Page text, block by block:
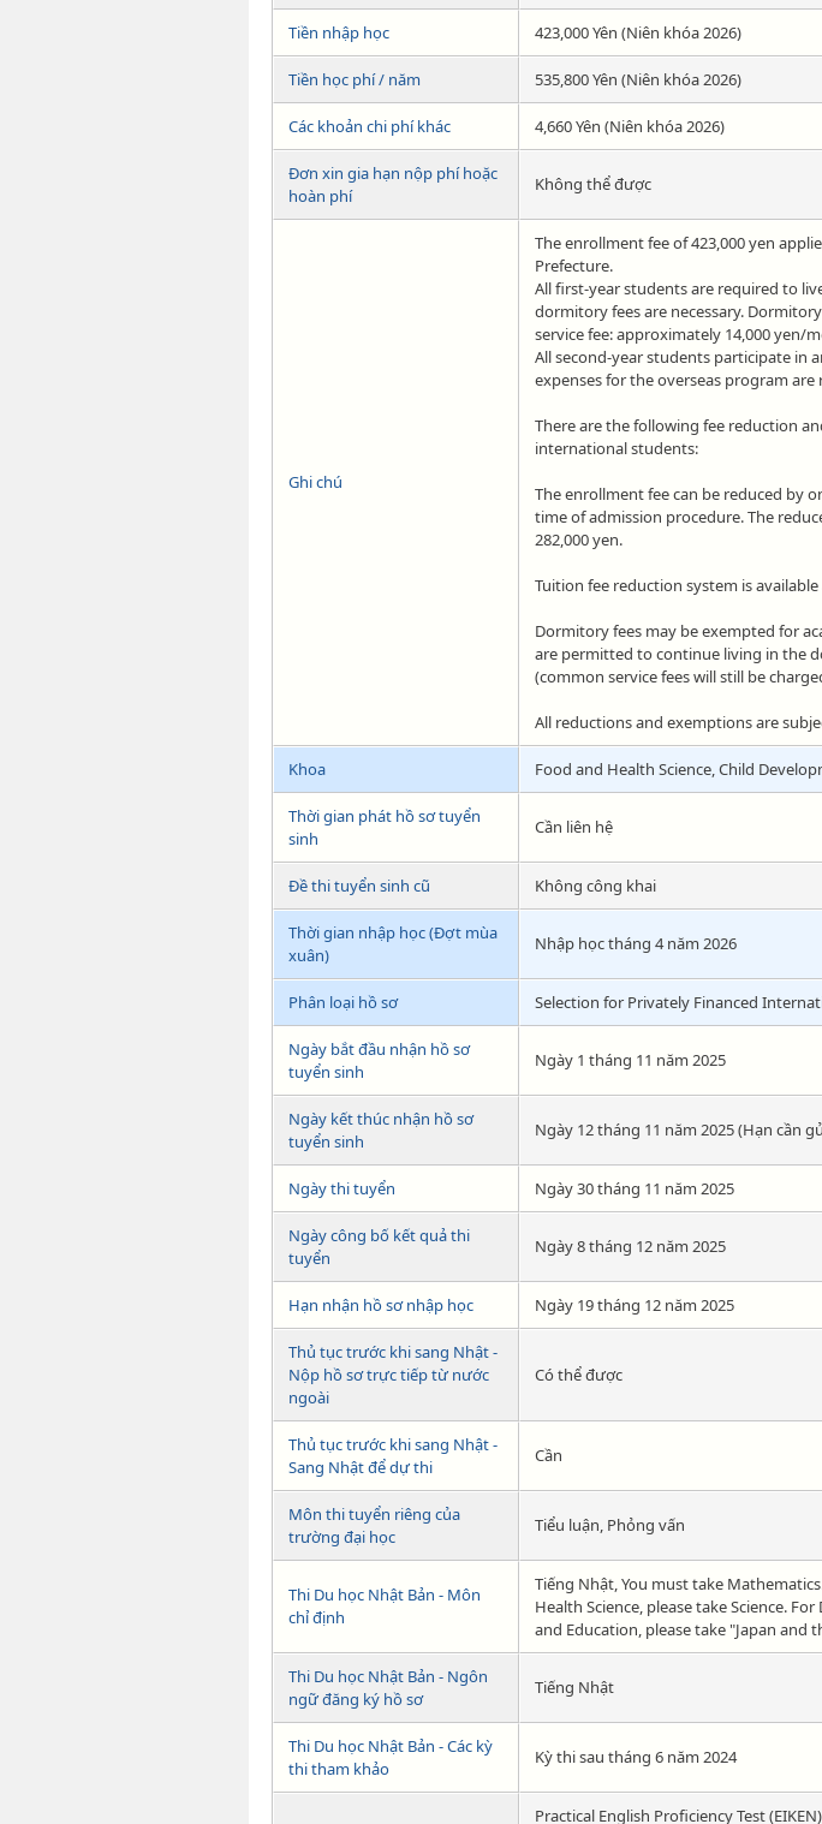
Tiền nhập học 423,000 Yên (Niên khóa 2026)
Tiền học phí / năm 535,800 Yên (Niên khóa 2026)
Các khoản chi phí khác 4,660 Yên (Niên khóa 2026)
Đơn xin gia hạn nộp phí hoặc
hoàn phí
Không thể được
Ghi chú
The enrollment fee of 423,000 yen
Prefecture.
All first-year students are required to
dormitory fees are necessary.
service fee: approximately 14,000 yen/
All second-year students participate in
expenses for the overseas program are
There are the following fee reduction
international students:
The enrollment fee can be reduced by
time of admission procedure. The
282,000 yen.
Tuition fee reduction system is
Dormitory fees may be exempted for
are permitted to continue living in the
(common service fees will still be
All reductions and exemptions are
Khoa Food and Health Science, Child
Thời gian phát hồ sơ tuyển
sinh
Cần liên hệ
Đề thi tuyển sinh cũ Không công khai
Thời gian nhập học (Đợt mùa
xuân)
Nhập học tháng 4 năm 2026
Phân loại hồ sơ Selection for Privately Financed
Ngày bắt đầu nhận hồ sơ
tuyển sinh
Ngày 1 tháng 11 năm 2025
Ngày kết thúc nhận hồ sơ
tuyển sinh
Ngày 12 tháng 11 năm 2025 (Hạn cần
Ngày thi tuyển Ngày 30 tháng 11 năm 2025
Ngày công bố kết quả thi
tuyển
Ngày 8 tháng 12 năm 2025
Hạn nhận hồ sơ nhập học Ngày 19 tháng 12 năm 2025
Thủ tục trước khi sang Nhật -
Nộp hồ sơ trực tiếp từ nước
ngoài
Có thể được
Thủ tục trước khi sang Nhật -
Sang Nhật để dự thi
Cần
Môn thi tuyển riêng của
trường đại học
Tiểu luận, Phỏng vấn
Thi Du học Nhật Bản - Môn
chỉ định
Tiếng Nhật, You must take
Health Science, please take Science.
and Education, please take "Japan and
Thi Du học Nhật Bản - Ngôn
ngữ đăng ký hồ sơ
Tiếng Nhật
Thi Du học Nhật Bản - Các kỳ
thi tham khảo
Kỳ thi sau tháng 6 năm 2024
Practical English Proficiency Test